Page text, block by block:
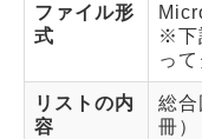
ファイル形
式
※下
っ
リストの内
容
総
冊）